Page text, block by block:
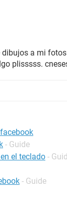
a mi
plisssss.
- Guide
el teclado -
- Guide